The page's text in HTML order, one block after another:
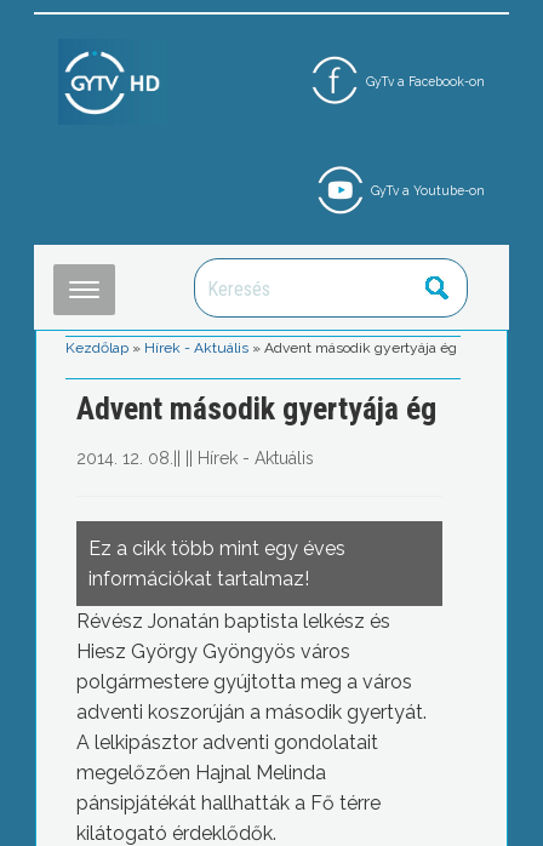
GyTv a Facebook-on
GyTv a Youtube-on
Kezdőlap » Hírek - Aktuális »Advent második gyertyája ég
Advent második gyertyája ég
2014. 12. 08. Hírek - Aktuális
Ez a cikk több mint egy éves
információkat tartalmaz!
Révész Jonatán baptista lelkész és
Hiesz György Gyöngyös város
polgármestere gyújtotta meg a város
adventi koszorúján a második gyertyát.
A lelkipásztor adventi gondolatait
megelőzően Hajnal Melinda
pánsipjátékát hallhatták a Fő térre
kilátogató érdeklődők.